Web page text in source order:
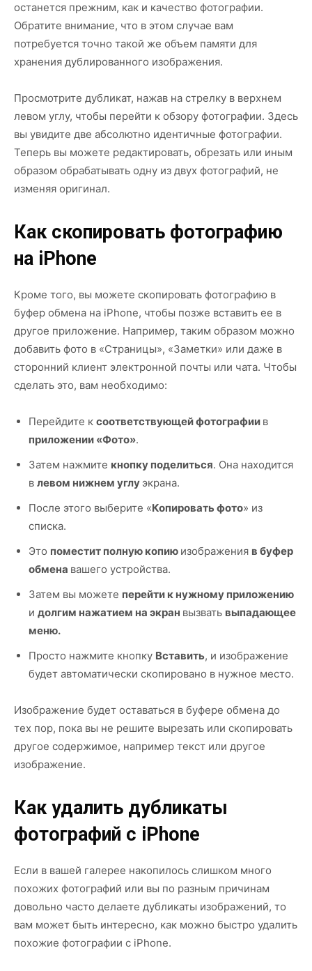
останется прежним, как и качество фотографии.
Обратите внимание, что в этом случае вам
потребуется точно такой же объем памяти для
хранения дублированного изображения.
Просмотрите дубликат, нажав на стрелку в верхнем
левом углу, чтобы перейти к обзору фотографии. Здесь
вы увидите две абсолютно идентичные фотографии.
Теперь вы можете редактировать, обрезать или иным
образом обрабатывать одну из двух фотографий, не
изменяя оригинал.
Как скопировать фотографию
на iPhone
Кроме того, вы можете скопировать фотографию в
буфер обмена на iPhone, чтобы позже вставить ее в
другое приложение. Например, таким образом можно
добавить фото в «Страницы», «Заметки» или даже в
сторонний клиент электронной почты или чата. Чтобы
сделать это, вам необходимо:
Перейдите к соответствующей фотографии в
приложении «Фото».
Затем нажмите кнопку поделиться. Она находится
в левом нижнем углу экрана.
После этого выберите «Копировать фото» из
списка.
Это поместит полную копию изображения в буфер
обмена вашего устройства.
Затем вы можете перейти к нужному приложению
и долгим нажатием на экран вызвать выпадающее
меню.
Просто нажмите кнопку Вставить, и изображение
будет автоматически скопировано в нужное место.
Изображение будет оставаться в буфере обмена до
тех пор, пока вы не решите вырезать или скопировать
другое содержимое, например текст или другое
изображение.
Как удалить дубликаты
фотографий с iPhone
Если в вашей галерее накопилось слишком много
похожих фотографий или вы по разным причинам
довольно часто делаете дубликаты изображений, то
вам может быть интересно, как можно быстро удалить
похожие фотографии с iPhone.